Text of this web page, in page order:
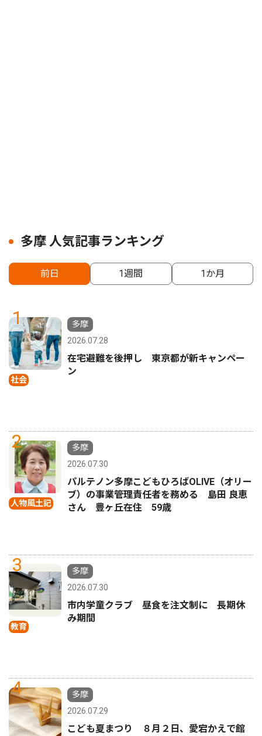
多摩 人気記事ランキング
前日 1週間 1か月
1
社会
多摩
2026.07.28
在宅避難を後押し 東京都が新キャンペー
ン
2
人物風土記
多摩
2026.07.30
パルテノン多摩こどもひろばOLIVE（オリー
ブ）の事業管理責任者を務める 島田 良恵
さん 豊ヶ丘在住 59歳
3
教育
多摩
2026.07.30
市内学童クラブ 昼食を注文制に 長期休
み期間
4
多摩
2026.07.29
こども夏まつり ８月２日、愛宕かえで館